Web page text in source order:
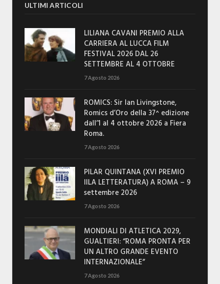
ULTIMI ARTICOLI
LILIANA CAVANI PREMIO ALLA
CARRIERA AL LUCCA FILM
FESTIVAL 2026 DAL 26
SETTEMBRE AL 4 OTTOBRE
7 Agosto 2026
ROMICS: Sir Ian Livingstone,
Romics d’Oro della 37^ edizione
dall’1 al 4 ottobre 2026 a Fiera
Roma.
7 Agosto 2026
PILAR QUINTANA (XVI PREMIO
IILA LETTERATURA) A ROMA – 9
settembre 2026
7 Agosto 2026
MONDIALI DI ATLETICA 2029,
GUALTIERI: “ROMA PRONTA PER
UN ALTRO GRANDE EVENTO
INTERNAZIONALE”
7 Agosto 2026